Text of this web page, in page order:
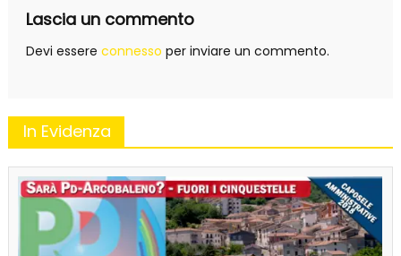
Lascia un commento
Devi essere connesso per inviare un commento.
In Evidenza